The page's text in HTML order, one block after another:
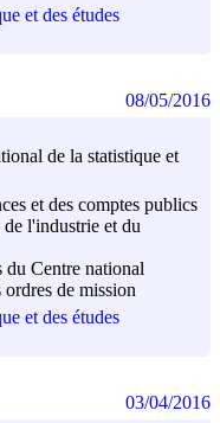
et des études
de la statistique et
et des comptes publics
l'industrie et du
du Centre national
de mission
et des études
08/05/2016
03/04/2016